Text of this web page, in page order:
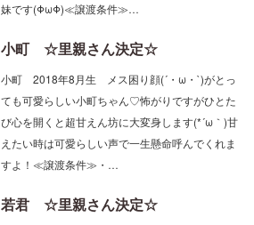
妹です(ΦωΦ)≪譲渡条件≫…
小町 ☆里親さん決定☆
小町 2018年8月生 メス困り顔(´・ω・`)がとっ
ても可愛らしい小町ちゃん♡怖がりですがひとた
び心を開くと超甘えん坊に大変身します(*´ω｀)甘
えたい時は可愛らしい声で一生懸命呼んでくれま
すよ！≪譲渡条件≫・…
若君 ☆里親さん決定☆